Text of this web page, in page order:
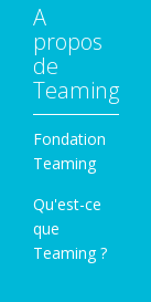
A
propos
de
Teaming
Fondation
Teaming
Qu'est-ce
que
Teaming ?